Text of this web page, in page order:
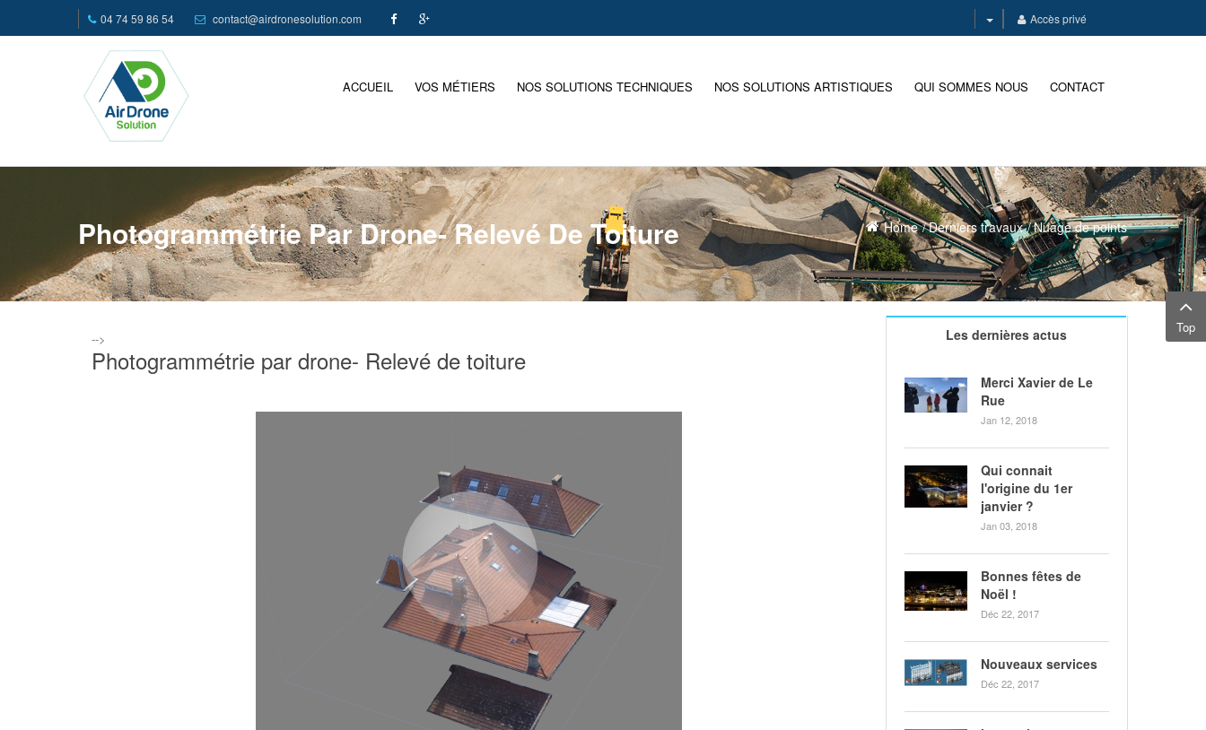
04 74 59 86 54 contact@airdronesolution.com Accès privé
ACCUEIL VOS MÉTIERS NOS SOLUTIONS TECHNIQUES NOS SOLUTIONS ARTISTIQUES QUI SOMMES NOUS CONTACT
Home Derniers travaux Nuage de points
Photogrammétrie Par Drone- Relevé De Toiture
-->
Photogrammétrie par drone- Relevé de toiture
Les dernières actus
Merci Xavier de Le
Rue
Jan 12, 2018
Qui connait
l'origine du 1er
janvier ?
Jan 03, 2018
Bonnes fêtes de
Noël !
Déc 22, 2017
Nouveaux services
Déc 22, 2017
Top